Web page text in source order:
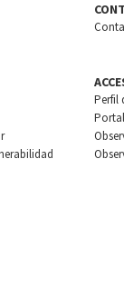
Perfil